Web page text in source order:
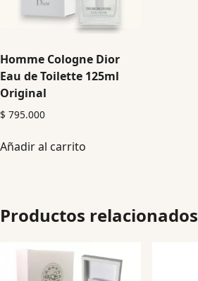
Homme Cologne Dior
Eau de Toilette 125ml
Original
$ 795.000
Añadir al carrito
Productos relacionados